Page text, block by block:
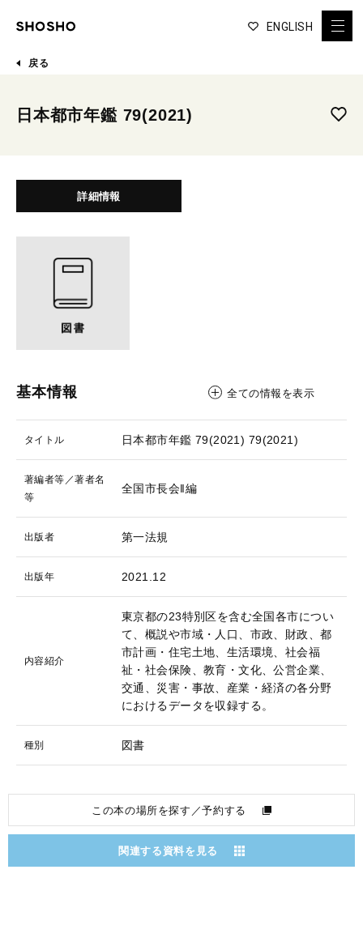
ENGLISH
戻る
日本都市年鑑 79(2021)
詳細情報
基本情報 全ての情報を表示
タイトル 日本都市年鑑 79(2021) 79(2021)
著編者等／著者名
等
全国市長会‖編
出版者 第一法規
出版年 2021.12
内容紹介
東京都の23特別区を含む全国各市につい
て、概説や市域・人口、市政、財政、都
市計画・住宅土地、生活環境、社会福
祉・社会保険、教育・文化、公営企業、
交通、災害・事故、産業・経済の各分野
におけるデータを収録する。
種別 図書
この本の場所を探す／予約する
関連する資料を見る